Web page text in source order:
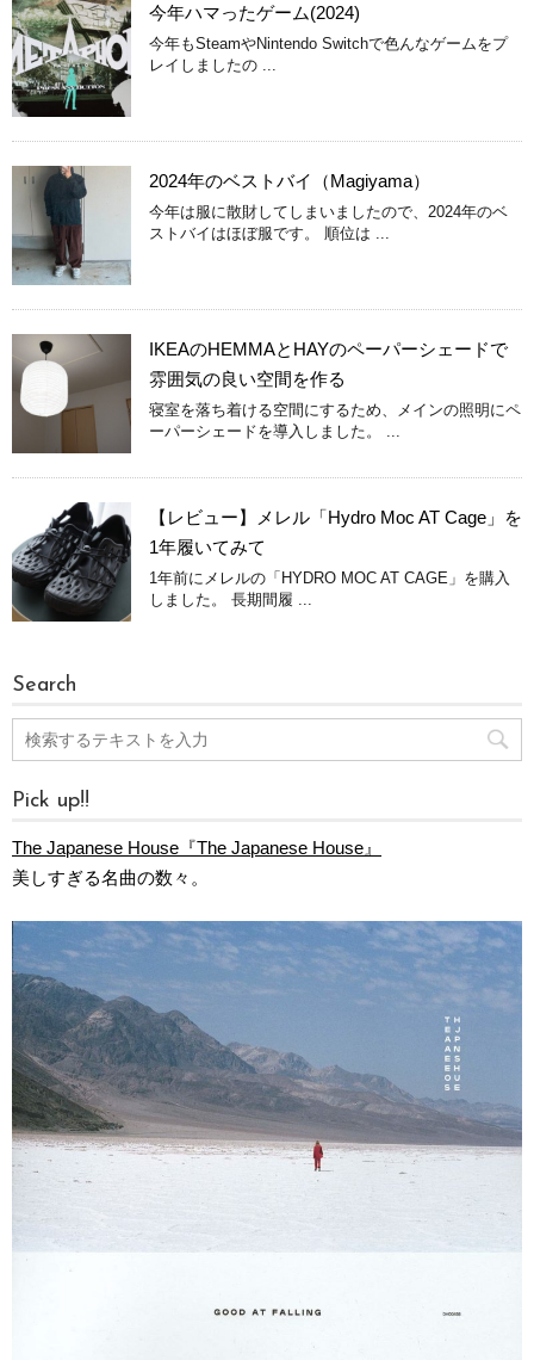
今年ハマったゲーム(2024)
今年もSteamやNintendo Switchで色んなゲームをプ
レイしましたの ...
2024年のベストバイ（Magiyama）
今年は服に散財してしまいましたので、2024年のベ
ストバイはほぼ服です。 順位は ...
IKEAのHEMMAとHAYのペーパーシェードで
雰囲気の良い空間を作る
寝室を落ち着ける空間にするため、メインの照明にペ
ーパーシェードを導入しました。 ...
【レビュー】メレル「Hydro Moc AT Cage」を
1年履いてみて
1年前にメレルの「HYDRO MOC AT CAGE」を購入
しました。 長期間履 ...
Search
Pick up!!
The Japanese House『The Japanese House』
美しすぎる名曲の数々。